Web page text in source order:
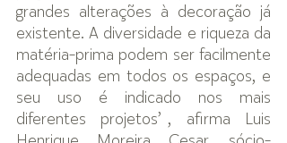
grandes alterações à decoração já
existente. A diversidade e riqueza da
matéria-prima podem ser facilmente
adequadas em todos os espaços, e
seu uso é indicado nos mais
diferentes projetos”, afirma Luis